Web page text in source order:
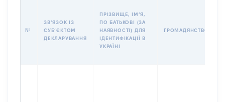
№
ЗВʼЯЗОК ІЗ
СУБʼЄКТОМ
ДЕКЛАРУВАННЯ
ПРІЗВИЩЕ, ІМʼЯ,
ПО БАТЬКОВІ (ЗА
НАЯВНОСТІ) ДЛЯ
ІДЕНТИФІКАЦІЇ В
УКРАЇНІ
ГРОМАДЯНСТВО